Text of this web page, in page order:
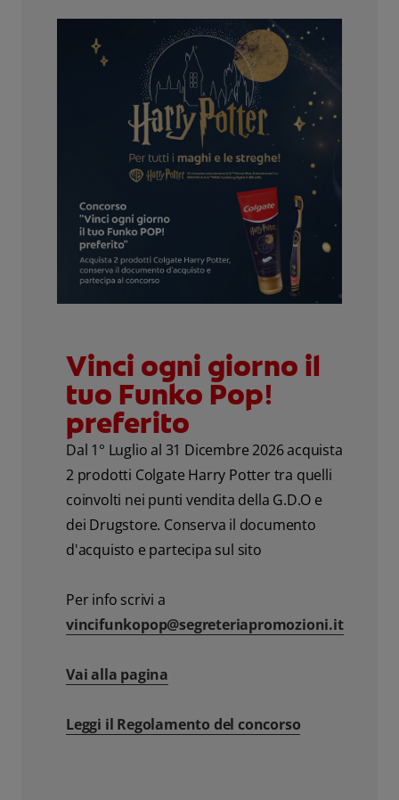
Vinci ogni giorno il
tuo Funko Pop!
preferito
Dal 1° Luglio al 31 Dicembre 2026 acquista
2 prodotti Colgate Harry Potter tra quelli
coinvolti nei punti vendita della G.D.O e
dei Drugstore. Conserva il documento
d'acquisto e partecipa sul sito
Per info scrivi a
vincifunkopop@segreteriapromozioni.it
Vai alla pagina
Leggi il Regolamento del concorso